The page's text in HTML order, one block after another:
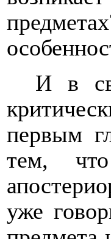
И в
первым
тем,
уже